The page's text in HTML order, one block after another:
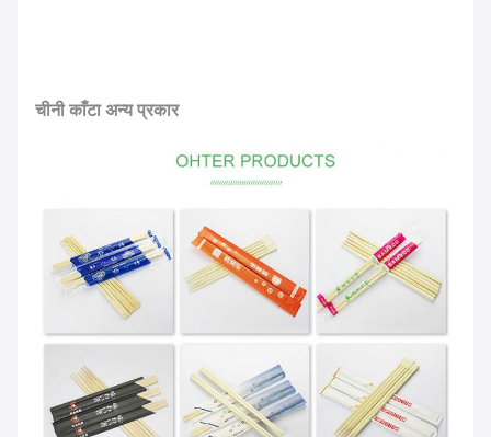
चीनी काँटा अन्य प्रकार